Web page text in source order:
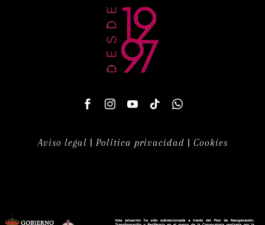
Aviso legal | Política privacidad | Cookies